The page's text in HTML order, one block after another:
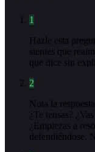
1
Hazle esta
sientes que
que dice sin
2
Nota la
¿Te tensas?
¿Empiezas a
defendiéndose.